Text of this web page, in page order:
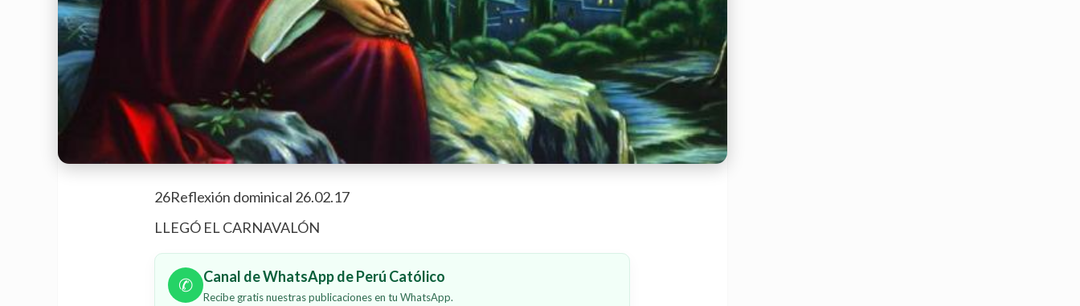
26Reflexión dominical 26.02.17
LLEGÓ EL CARNAVALÓN
✆ Canal de WhatsApp de Perú Católico
Recibe gratis nuestras publicaciones en tu WhatsApp.